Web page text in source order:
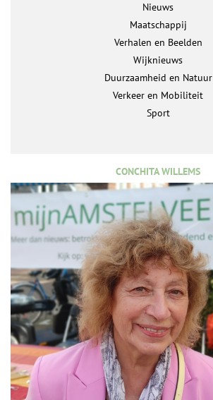
Nieuws
Maatschappij
Verhalen en Beelden
Wijknieuws
Duurzaamheid en Natuur
Verkeer en Mobiliteit
Sport
CONCHITA WILLEMS